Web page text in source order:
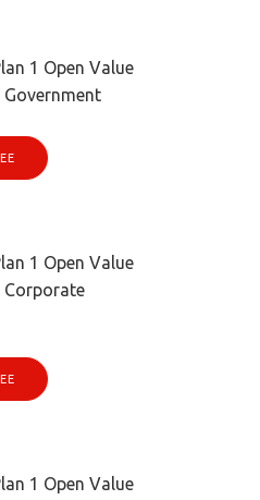
1 Open Value
1 Open Value
Corporate
1 Open Value